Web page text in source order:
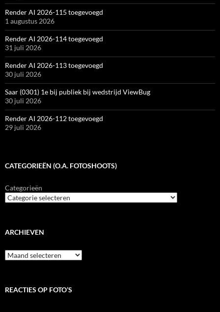
Render AI 2026-115 toegevoegd
1 augustus 2026
Render AI 2026-114 toegevoegd
31 juli 2026
Render AI 2026-113 toegevoegd
30 juli 2026
Saar (0301) 1e bij publiek bij wedstrijd ViewBug
30 juli 2026
Render AI 2026-112 toegevoegd
29 juli 2026
CATEGORIEËN (O.A. FOTOSHOOTS)
Categorieën
ARCHIEVEN
Archieven
REACTIES OP FOTO’S